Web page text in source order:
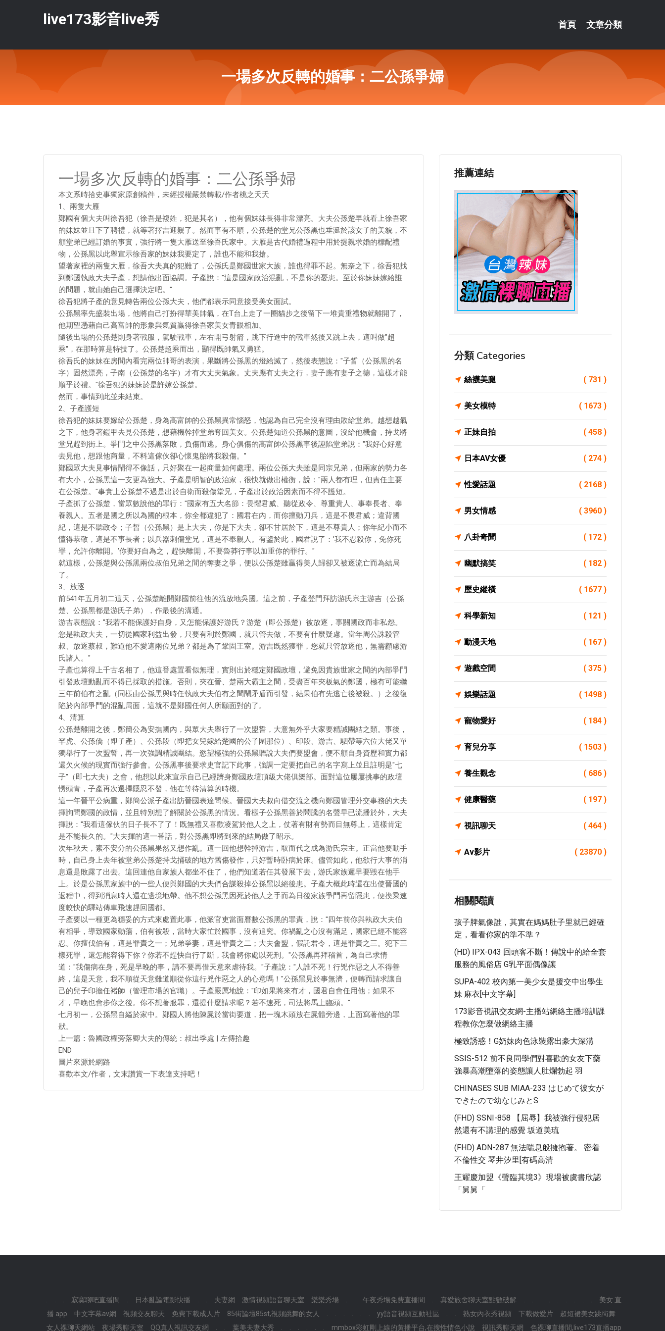
live173影音live秀 首頁 文章分類
一場多次反轉的婚事：二公孫爭婦
一場多次反轉的婚事：二公孫爭婦
本文系時拾史事獨家原創稿件，未經授權嚴禁轉載/作者桃之夭夭
1、兩隻大雁
鄭國有個大夫叫徐吾犯（徐吾是複姓，犯是其名），他有個妹妹長得非常漂亮。大夫公孫楚早就看上徐吾家
的妹妹並且下了聘禮，就等著擇吉迎親了。然而事有不順，公孫楚的堂兄公孫黑也垂涎於該女子的美貌，不
顧堂弟已經訂婚的事實，強行將一隻大雁送至徐吾氏家中。大雁是古代婚禮過程中用於提親求婚的標配禮
物，公孫黑以此舉宣示徐吾家的妹妹我要定了，誰也不能和我搶。
望著家裡的兩隻大雁，徐吾大夫真的犯難了，公孫氏是鄭國世家大族，誰也得罪不起。無奈之下，徐吾犯找
到鄭國執政大夫子產，想請他出面協調。子產說："這是國家政治混亂，不是你的憂患。至於你妹妹嫁給誰
的問題，就由她自己選擇決定吧。"
徐吾犯將子產的意見轉告兩位公孫大夫，他們都表示同意接受美女面試。
公孫黑率先盛裝出場，他將自己打扮得華美帥氣，在T台上走了一圈貓步之後留下一堆貴重禮物就離開了，
他期望憑藉自己高富帥的形象與氣質贏得徐吾家美女青眼相加。
隨後出場的公孫楚則身著戰服，駕駛戰車，左右開弓射箭，跳下行進中的戰車然後又跳上去，這叫做"超
乘"，在那時算是特技了。公孫楚超乘而出，顯得既帥氣又勇猛。
徐吾氏的妹妹在房間內看完兩位帥哥的表演，果斷將公孫黑的燈給滅了，然後表態說："子晳（公孫黑的名
字）固然漂亮，子南（公孫楚的名字）才有大丈夫氣象。丈夫應有丈夫之行，妻子應有妻子之德，這樣才能
順乎於禮。"徐吾犯的妹妹於是許嫁公孫楚。
然而，事情到此並未結束。
2、子產護短
徐吾犯的妹妹要嫁給公孫楚，身為高富帥的公孫黑異常惱怒，他認為自己完全沒有理由敗給堂弟。越想越氣
之下，他身著鎧甲去見公孫楚，想藉機幹掉堂弟奪回美女。公孫楚知道公孫黑的意圖，沒給他機會，持戈將
堂兄趕到街上。爭鬥之中公孫黑落敗，負傷而逃。身心俱傷的高富帥公孫黑事後誣陷堂弟說："我好心好意
去見他，想跟他商量，不料這傢伙卻心懷鬼胎將我殺傷。"
鄭國眾大夫見事情鬧得不像話，只好聚在一起商量如何處理。兩位公孫大夫雖是同宗兄弟，但兩家的勢力各
有大小，公孫黑這一支更為強大。子產是明智的政治家，很快就做出權衡，說："兩人都有理，但責任主要
在公孫楚。"事實上公孫楚不過是出於自衛而殺傷堂兄，子產出於政治因素而不得不護短。
子產抓了公孫楚，當眾數說他的罪行："國家有五大名節：畏懼君威、聽從政令、尊重貴人、事奉長者、奉
養親人。五者是國之所以為國的根本，你全都違犯了：國君在內，而你擅動刀兵，這是不畏君威；違背國
紀，這是不聽政令；子晳（公孫黑）是上大夫，你是下大夫，卻不甘居於下，這是不尊貴人；你年紀小而不
懂得恭敬，這是不事長者；以兵器刺傷堂兄，這是不奉親人。有鑒於此，國君說了：’我不忍殺你，免你死
罪，允許你離開。’你要好自為之，趕快離開，不要魯莽行事以加重你的罪行。"
就這樣，公孫楚與公孫黑兩位叔伯兄弟之間的奪妻之爭，便以公孫楚雖贏得美人歸卻又被逐流亡而為結局
了。
3、放逐
前541年五月初二這天，公孫楚離開鄭國前往他的流放地吳國。這之前，子產登門拜訪游氏宗主游吉（公孫
楚、公孫黑都是游氏子弟），作最後的溝通。
游吉表態說："我若不能保護好自身，又怎能保護好游氏？游楚（即公孫楚）被放逐，事關國政而非私怨。
您是執政大夫，一切從國家利益出發，只要有利於鄭國，就只管去做，不要有什麼疑慮。當年周公誅殺管
叔、放逐蔡叔，難道他不愛這兩位兄弟？都是為了鞏固王室。游吉既然獲罪，您就只管放逐他，無需顧慮游
氏諸人。"
子產也算得上千古名相了，他這番處置看似無理，實則出於穩定鄭國政壇，避免因貴族世家之間的內部爭鬥
引發政壇動亂而不得已採取的措施。否則，夾在晉、楚兩大霸主之間，受盡百年夾板氣的鄭國，極有可能繼
三年前伯有之亂（同樣由公孫黑與時任執政大夫伯有之間鬧矛盾而引發，結果伯有先逃亡後被殺。）之後復
陷於內部爭鬥的混亂局面，這就不是鄭國任何人所願面對的了。
4、清算
公孫楚離開之後，鄭簡公為安撫國內，與眾大夫舉行了一次盟誓，大意無外乎大家要精誠團結之類。事後，
罕虎、公孫僑（即子產）、公孫段（即把女兒嫁給楚國的公子圍那位）、印段、游吉、駟帶等六位大佬又單
獨舉行了一次盟誓，再一次強調精誠團結。慾望極強的公孫黑聽說大夫們要盟會，便不顧自身資歷和實力都
還欠火候的現實而強行參會。公孫黑事後要求史官記下此事，強調一定要把自己的名字寫上並且註明是"七
子"（即七大夫）之會，他想以此來宣示自己已經躋身鄭國政壇頂級大佬俱樂部。面對這位屢屢挑事的政壇
愣頭青，子產再次選擇隱忍不發，他在等待清算的時機。
這一年晉平公病重，鄭簡公派子產出訪晉國表達問候。晉國大夫叔向借交流之機向鄭國管理外交事務的大夫
揮詢問鄭國的政情，並且特別想了解關於公孫黑的情況。看樣子公孫黑善於鬧騰的名聲早已流播於外，大夫
揮說："我看這傢伙的日子長不了了！既無禮又喜歡凌駕於他人之上，仗著有財有勢而目無尊上，這樣肯定
是不能長久的。"大夫揮的這一番話，對公孫黑即將到來的結局做了昭示。
次年秋天，素不安分的公孫黑果然又想作亂。這一回他想幹掉游吉，取而代之成為游氏宗主。正當他要動手
時，自己身上去年被堂弟公孫楚持戈捅破的地方舊傷發作，只好暫時卧病於床。儘管如此，他欲行大事的消
息還是敗露了出去。這回連他自家族人都坐不住了，他們知道若任其發展下去，游氏家族遲早要毀在他手
上。於是公孫黑家族中的一些人便與鄭國的大夫們合謀殺掉公孫黑以絕後患。子產大概此時還在出使晉國的
返程中，得到消息時人還在邊境地帶。他不想公孫黑因死於他人之手而為日後家族爭鬥再留隱患，便換乘速
度較快的驛站傳車飛速趕回國都。
子產要以一種更為穩妥的方式來處置此事，他派官吏當面曆數公孫黑的罪責，說："四年前你與執政大夫伯
有相爭，導致國家動蕩，伯有被殺，當時大家忙於國事，沒有追究。你禍亂之心沒有滿足，國家已經不能容
忍。你擅伐伯有，這是罪責之一；兄弟爭妻，這是罪責之二；大夫會盟，假託君令，這是罪責之三。犯下三
樣死罪，還怎能容得下你？你若不趕快自行了斷，我會將你處以死刑。"公孫黑再拜稽首，為自己求情
道："我傷病在身，死是早晚的事，請不要再借天意來虐待我。"子產說："人誰不死！行兇作惡之人不得善
終，這是天意，我不順從天意難道順從你這行兇作惡之人的心意嗎！"公孫黑見於事無濟，便轉而請求讓自
己的兒子印擔任褚師（管理市場的官職）。子產嚴厲地說："印如果將來有才，國君自會任用他；如果不
才，早晚也會步你之後。你不想著服罪，還提什麼請求呢？若不速死，司法將馬上臨頭。"
七月初一，公孫黑自縊於家中。鄭國人將他陳屍於當街要道，把一塊木頭放在屍體旁邊，上面寫著他的罪
狀。
上一篇：魯國政權旁落卿大夫的傳統：叔出季處 | 左傳拾趣
END
圖片來源於網路
喜歡本文/作者，文末讚賞一下表達支持吧！
推薦連結
分類 Categories
絲襪美腿 ( 731 )
美女模特 ( 1673 )
正妹自拍 ( 458 )
日本AV女優 ( 274 )
性愛話題 ( 2168 )
男女情感 ( 3960 )
八卦奇聞 ( 172 )
幽默搞笑 ( 182 )
歷史縱橫 ( 1677 )
科學新知 ( 121 )
動漫天地 ( 167 )
遊戲空間 ( 375 )
娛樂話題 ( 1498 )
寵物愛好 ( 184 )
育兒分享 ( 1503 )
養生觀念 ( 686 )
健康醫藥 ( 197 )
視訊聊天 ( 464 )
Av影片 ( 23870 )
相關閱讀
孩子脾氣像誰，其實在媽媽肚子里就已經確
定，看看你家的準不準？
(HD) IPX-043 回頭客不斷！傳說中的給全套
服務的風俗店 G乳平面偶像讓
SUPA-402 校內第一美少女是援交中出學生
妹 麻衣[中文字幕]
173影音視訊交友網-主播站網絡主播培訓課
程教你怎麼做網絡主播
極致誘惑！G奶妹肉色泳裝露出豪大深溝
SSIS-512 前不良同學們對喜歡的女友下藥
強暴高潮墮落的姿態讓人肚爛勃起 羽
CHINASES SUB MIAA-233 はじめて彼女が
できたので幼なじみとS
(FHD) SSNI-858 【屈辱】我被強行侵犯居
然還有不講理的感覺 坂道美琉
(FHD) ADN-287 無法喘息般擁抱著。 密着
不倫性交 琴井汐里[有碼高清
王耀慶加盟《聲臨其境3》現場被虞書欣認
「舅舅「
寂寞聊吧直播間 日本亂論電影快播 夫妻網 激情視頻語音聊天室 樂樂秀場 午夜秀場免費直播間 真愛旅舍聊天室點數破解
美女 直
播 app
中文字幕av網 視頻交友聊天 免費下載成人片 85街論壇85st,視頻跳舞的女人 yy語音視頻互動社區 熟女內衣秀視頻 下載做愛片
超短裙美女跳街舞
女人祼聊天網站
夜場秀聊天室 QQ真人視訊交友網 葉美夫妻大秀 mmbox彩虹剛上線的黃播平台,在搜性情色小說 視訊秀聊天網 色裸聊直播間,live173直播app